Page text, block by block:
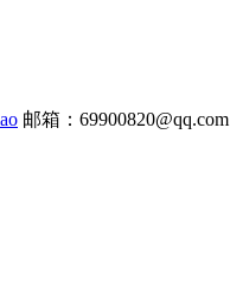
邮箱：69900820@qq.com